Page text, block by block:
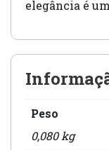
elegância é
Peso
0,080 kg